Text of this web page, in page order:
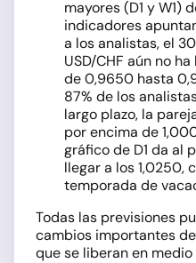
mayores (D1 y W1)
indicadores
a los analistas, el
USD/CHF aún no
de 0,9650 hasta
87% de los
largo plazo, la
por encima de
gráfico de D1 da al
llegar a los 1,0250,
temporada de
Todas las previsiones
cambios importantes
que se liberan en